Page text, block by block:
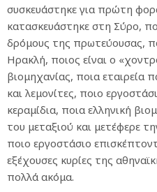
συσκευάστηκε για πρώτη
κατασκευάστηκε στη Σύρο,
δρόμους της πρωτεύουσας,
Ηρακλή, ποιος είναι ο
βιομηχανίας, ποια εταιρεία
και λεμονίτες, ποιο
κεραμίδια, ποια ελληνική
του μεταξιού και μετέφερε
ποιο εργοστάσιο
εξέχουσες κυρίες της
πολλά ακόμα.